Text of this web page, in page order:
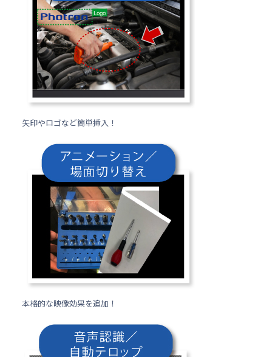
矢印やロゴなど簡単挿入！
本格的な映像効果を追加！